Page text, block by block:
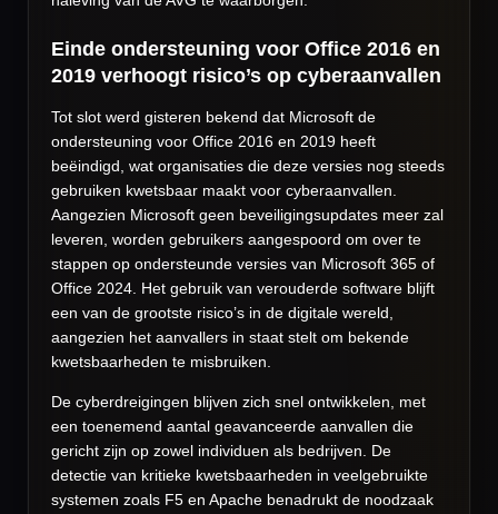
Einde ondersteuning voor Office 2016 en
2019 verhoogt risico’s op cyberaanvallen
Tot slot werd gisteren bekend dat Microsoft de
ondersteuning voor Office 2016 en 2019 heeft
beëindigd, wat organisaties die deze versies nog steeds
gebruiken kwetsbaar maakt voor cyberaanvallen.
Aangezien Microsoft geen beveiligingsupdates meer zal
leveren, worden gebruikers aangespoord om over te
stappen op ondersteunde versies van Microsoft 365 of
Office 2024. Het gebruik van verouderde software blijft
een van de grootste risico’s in de digitale wereld,
aangezien het aanvallers in staat stelt om bekende
kwetsbaarheden te misbruiken.
De cyberdreigingen blijven zich snel ontwikkelen, met
een toenemend aantal geavanceerde aanvallen die
gericht zijn op zowel individuen als bedrijven. De
detectie van kritieke kwetsbaarheden in veelgebruikte
systemen zoals F5 en Apache benadrukt de noodzaak